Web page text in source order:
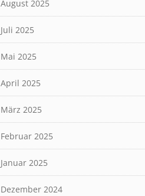
August 2025
Juli 2025
Mai 2025
April 2025
März 2025
Februar 2025
Januar 2025
Dezember 2024